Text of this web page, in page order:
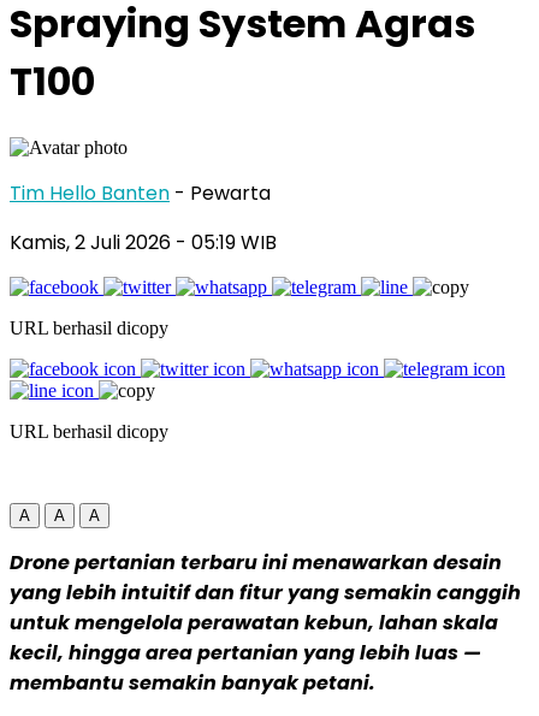
Spraying System Agras
T100
Tim Hello Banten - Pewarta
Kamis, 2 Juli 2026 - 05:19 WIB
URL berhasil dicopy
URL berhasil dicopy
A A A
Drone pertanian terbaru ini menawarkan desain
yang lebih intuitif dan fitur yang semakin canggih
untuk mengelola perawatan kebun, lahan skala
kecil, hingga area pertanian yang lebih luas —
membantu semakin banyak petani.